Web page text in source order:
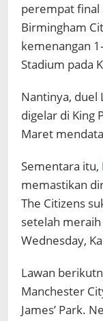
perempat final
Birmingham
kemenangan
Stadium pada
Nantinya, duel
digelar di King
Maret
Sementara itu,
memastikan
The Citizens
setelah
Wednesday,
Lawan
Manchester
James’ Park.